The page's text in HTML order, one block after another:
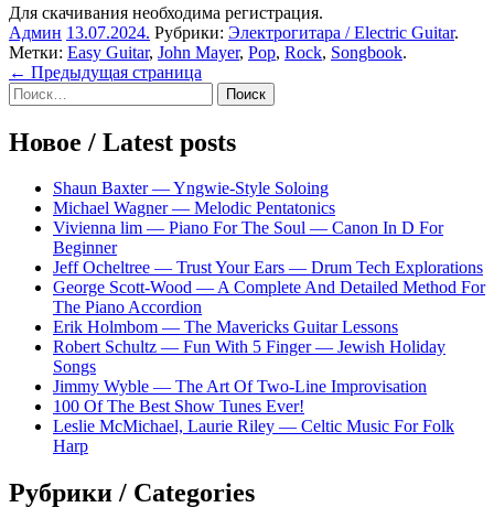
Для скачивания необходима регистрация.
Админ 13.07.2024. Рубрики: Электрогитара / Electric Guitar.
Метки: Easy Guitar, John Mayer, Pop, Rock, Songbook.
Навигация
по
записям
← Предыдущая страница
Sidebar
Найти:
Новое / Latest posts
Shaun Baxter — Yngwie-Style Soloing
Michael Wagner — Melodic Pentatonics
Vivienna lim — Piano For The Soul — Canon In D For
Beginner
Jeff Ocheltree — Trust Your Ears — Drum Tech Explorations
George Scott-Wood — A Complete And Detailed Method For
The Piano Accordion
Erik Holmbom — The Mavericks Guitar Lessons
Robert Schultz — Fun With 5 Finger — Jewish Holiday
Songs
Jimmy Wyble — The Art Of Two-Line Improvisation
100 Of The Best Show Tunes Ever!
Leslie McMichael, Laurie Riley — Celtic Music For Folk
Harp
Рубрики / Categories